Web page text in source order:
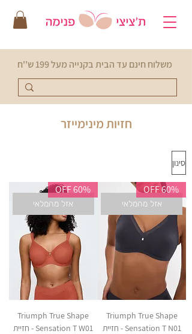
משלוח חינם עד הבית בקנייה מעל 199 ש''ח
חזיות מינימייזר
סינון
אזל מהמלאי
60% OFF
Triumph True Shape
Sensation T N01 - חזיית
אזל מהמלאי
60% OFF
Triumph True Shape
Sensation T W01 - חזיית